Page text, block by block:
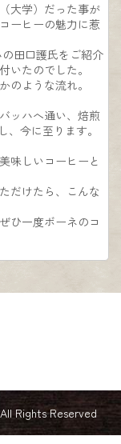
大学）だった事が
ーヒーの魅力に惹
田口護氏をご紹介
いたのでした。
のような流れ。
ッハへ通い、焙煎
、今に至ります。
味しいコーヒーと
だけたら、こんな
ひ一度ボーネのコ
Rights Reserved